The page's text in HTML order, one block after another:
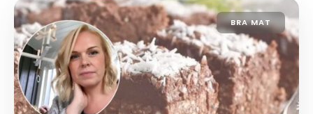
BRA MAT